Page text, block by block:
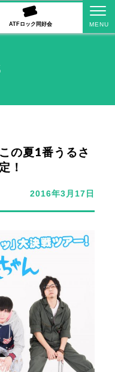
ATFロック同好会
の夏1番うるさ
！
2016年3月17日